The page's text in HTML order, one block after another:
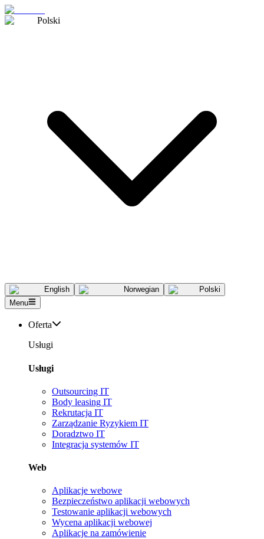
Polski
English Norwegian
Polski
Menu
Oferta
Usługi
Usługi
Outsourcing IT
Body leasing IT
Rekrutacja IT
Zarządzanie Ryzykiem IT
Doradztwo IT
Integracja systemów IT
Web
Aplikacje webowe
Bezpieczeństwo aplikacji webowych
Testowanie aplikacji webowych
Wycena aplikacji webowej
Aplikacje na zamówienie